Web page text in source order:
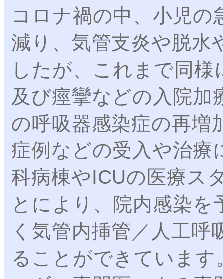
コロナ禍の中、小児の
減り、気管支炎や脱水
したが、これまで同
及び痙攣などの入院加
の呼吸器感染症の再増
症例などの受入や治療
科病棟やICUの医療ス
とにより、院内感染
く気管内挿管／人工
ることができていま